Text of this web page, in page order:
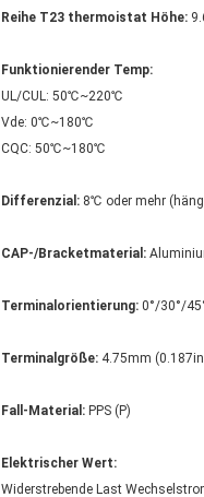
Reihe T23 thermoistat Höhe:
Funktionierender Temp:
UL/CUL: 50℃~220℃
Vde: 0℃~180℃
CQC: 50℃~180℃
Differenzial: 8℃ oder mehr
CAP-/Bracketmaterial:
Terminalorientierung: 0°/30°/
Terminalgröße: 4.75mm
Fall-Material: PPS (P)
Elektrischer Wert:
Widerstrebende Last